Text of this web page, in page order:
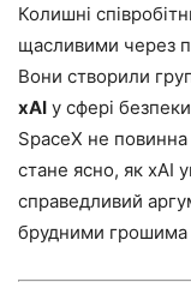
Колишні
щасливими через
Вони створили
xAI у сфері
SpaceX не
стане ясно, як xAI
справедливий
брудними грошима